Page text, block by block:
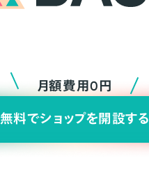
月額費用0円
無料でショップを開設する